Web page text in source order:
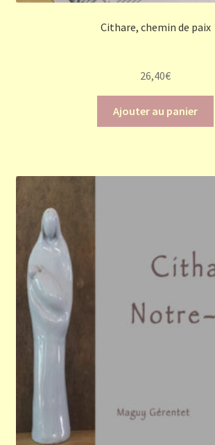
Cithare, chemin de paix
26,40€
Ajouter au panier